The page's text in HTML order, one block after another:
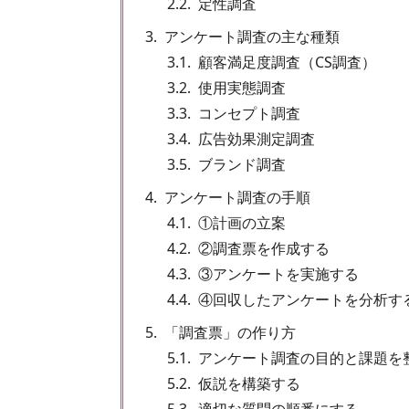
3 アンケート調査の主な種類
3.1
顧客満足度調査（CS調査）
3.2 使用実態調査
3.3
コンセプト調査
3.4 広告効果測定調査
3.5 ブランド調査
4 アンケート調査の手順
4.1
①計画の立案
4.2 ②調査票を作成する
4.3 ③アンケートを実施する
4.4 ④回収したアンケートを分析す
5
「調査票」の作り方
5.1
アンケート調査の目的と課題を
5.2 仮説を構築する